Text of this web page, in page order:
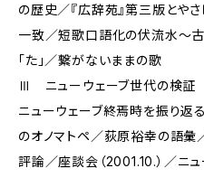
の歴史／『広辞苑』第三版とや
一致／短歌口語化の伏流水～
「た」／繋がないままの歌
Ⅲ ニューウェーブ世代の検証
ニューウェーブ終焉時を振り
のオノマトペ／荻原裕幸の語彙
評論／座談会（2001.10.）／ニ